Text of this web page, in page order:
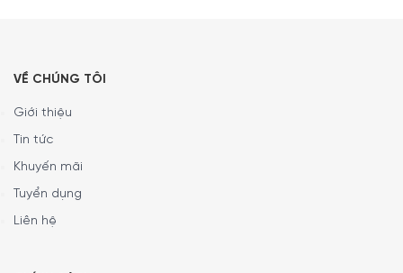
VỀ CHÚNG TÔI
Giới thiệu
Tin tức
Khuyến mãi
Tuyển dụng
Liên hệ